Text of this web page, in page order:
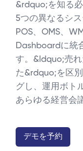
&rdquo;を知る
5つの異なるシ
POS、OMS、
Dashboardに統
す。&ldquo;売
た&rdquo;を区
グし、運用ボト
あらゆる経営会
デモを予約